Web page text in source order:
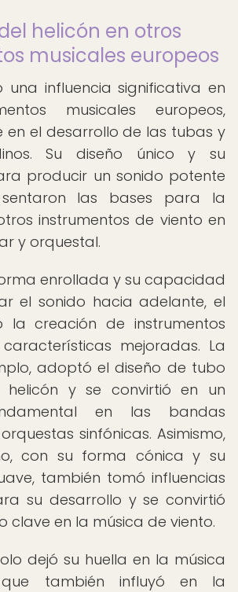
helicón en otros
musicales europeos
una influencia significativa en
musicales europeos,
en el desarrollo de las tubas y
Su diseño único y su
producir un sonido potente
las bases para la
instrumentos de viento en
y orquestal.
enrollada y su capacidad
el sonido hacia adelante, el
la creación de instrumentos
mejoradas. La
adoptó el diseño de tubo
helicón y se convirtió en un
en las bandas
sinfónicas. Asimismo,
con su forma cónica y su
también tomó influencias
su desarrollo y se convirtió
clave en la música de viento.
dejó su huella en la música
también influyó en la